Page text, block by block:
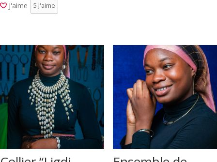
J'aime 5 J'aime